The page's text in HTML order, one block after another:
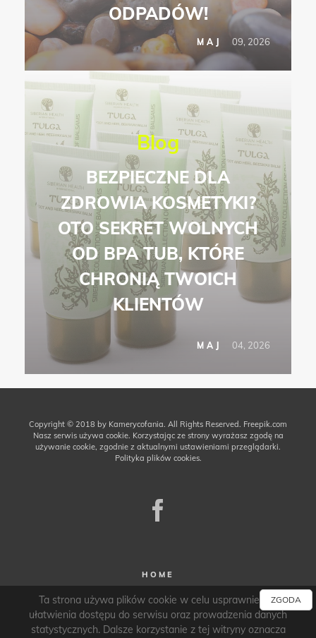
Ta strona używa plików cookie w celu usprawnienia i
ułatwienia dostępu do serwisu oraz prowadzenia danych
statystycznych. Dalsze korzystanie z tej witryny oznacza
ZGODA
ODPADÓW!
MAJ 09, 2026
Blog
BEZPIECZNE DLA
ZDROWIA KOSMETYKI?
OTO SEKRET WOLNYCH
OD BPA TUB, KTÓRE
CHRONIĄ TWOICH
KLIENTÓW
MAJ 04, 2026
Copyright © 2018 by Kamerycofania. All Rights Reserved. Freepik.com
Nasz serwis używa cookie. Korzystając ze strony wyrażasz zgodę na
używanie cookie, zgodnie z aktualnymi ustawieniami przeglądarki.
Polityka plików cookies.
HOME
WSPÓŁPRACA